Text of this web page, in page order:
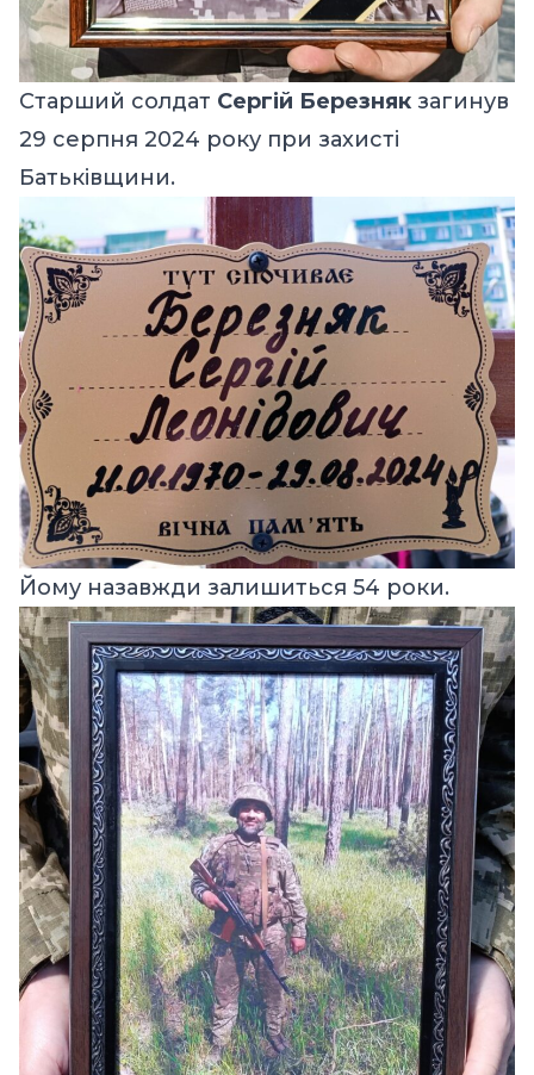
Старший солдат Сергій Березняк загинув
29 серпня 2024 року при захисті
Батьківщини.
Йому назавжди залишиться 54 роки.